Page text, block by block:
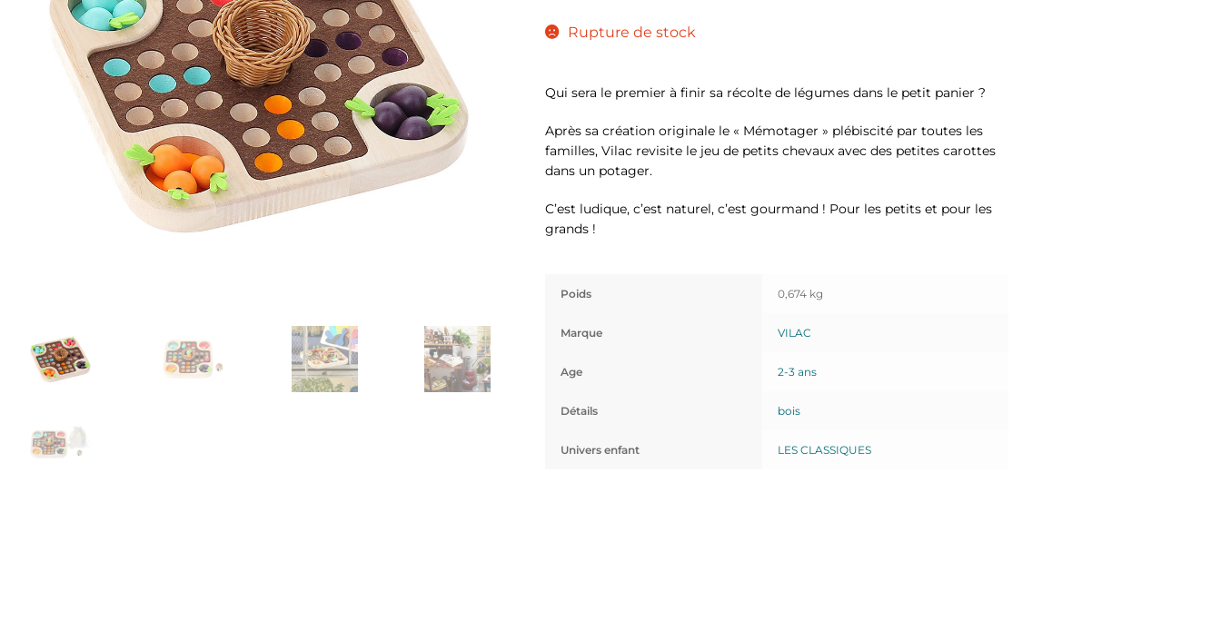
Rupture de stock
Qui sera le premier à finir sa récolte de légumes dans le petit panier ?
Après sa création originale le « Mémotager » plébiscité par toutes les
familles, Vilac revisite le jeu de petits chevaux avec des petites carottes
dans un potager.
C’est ludique, c’est naturel, c’est gourmand ! Pour les petits et pour les
grands !
Poids 0,674 kg
Marque VILAC
Age 2-3 ans
Détails bois
Univers enfant LES CLASSIQUES